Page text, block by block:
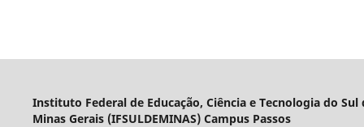
Instituto Federal de Educação, Ciência e Tecnologia do Sul
Minas Gerais (IFSULDEMINAS) Campus Passos